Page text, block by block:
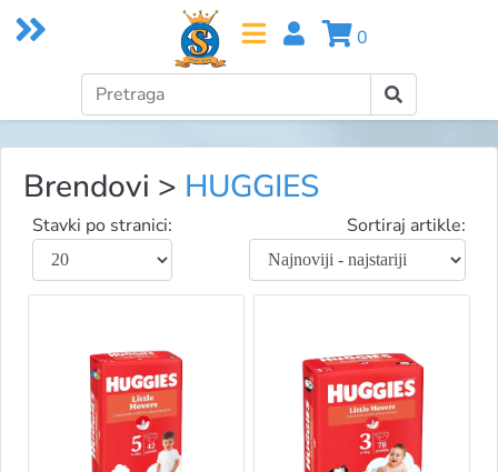
0
Brendovi > HUGGIES
Stavki po stranici: Sortiraj artikle: